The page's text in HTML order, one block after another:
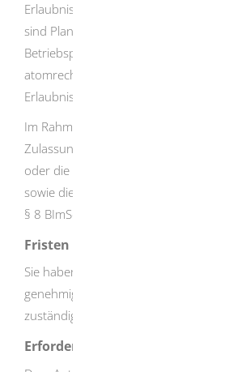
Erlaubnisse und Bewilligungen.
sind Planfeststellungen, Zulassung
Betriebspläne, behördliche
atomrechtlicher Vorschriften sowie
Erlaubnisse und Bewilligungen.
Im Rahmen der Antragsstellung kann
Zulassung eines vorzeitigen Beginns
oder die
sowie die Aufteilung in mehrere
§ 8 BImSchG
Fristen
Sie haben eine wesentliche Änderung
genehmigungsbedürftigen Anlage
zuständigen Behörde genehmigen zu
Erforderliche Unterlagen